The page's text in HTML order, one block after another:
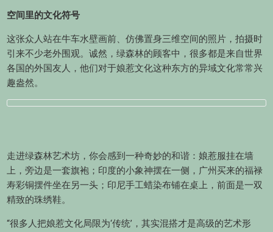
空间里的文化符号
这张众人站在牛车水壁画前、仿佛置身三维空间的照片，拍摄时
引来不少老外围观。诚然，绿森林的顾客中，很多都是来自世界
各国的外国友人，他们对于娘惹文化这种东方的异域文化常常兴
趣盎然。
走进绿森林艺术坊，你会感到一种奇妙的和谐：娘惹服挂在墙
上，旁边是一套旗袍；印度的小象神摆在一侧，广州买来的福禄
寿彩铜摆件坐在另一头；印尼手工蜡染布铺在桌上，前面是一双
精致的珠绣鞋。
“很多人把娘惹文化局限为‘传统’，其实混搭才是高级的艺术形